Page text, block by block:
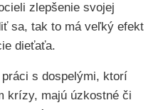
zlepšenie svojej
sa, tak to má veľký efekt
dieťaťa.
s dospelými, ktorí
krízy, majú úzkostné či